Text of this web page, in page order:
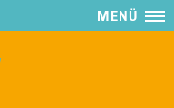
MENÜ